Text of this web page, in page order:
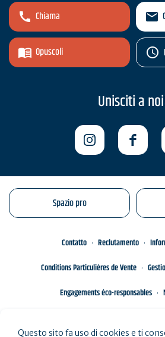
Chiama
Opuscoli
Unisciti a
Spazio pro
Contatto Reclutamento
Conditions Particulières de Vente
Engagements éco-responsables
Questo sito fa uso di cookies e ti